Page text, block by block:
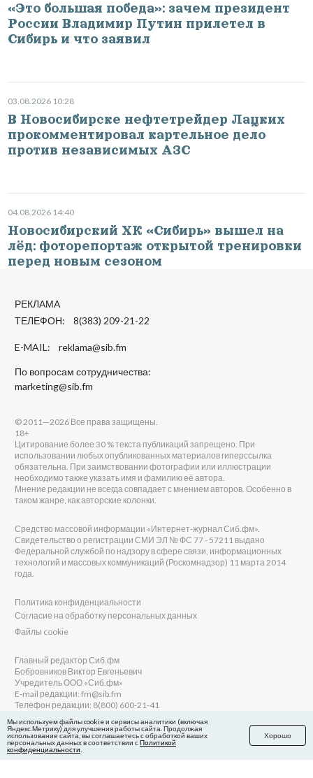
«Это большая победа»: зачем президент
России Владимир Путин прилетел в
Сибирь и что заявил
03.08.2026 10:28
В Новосибирске нефтетрейдер Лацких
прокомментировал картельное дело
против независимых АЗС
04.08.2026 14:40
Новосибирский ХК «Сибирь» вышел на
лёд: фоторепортаж открытой тренировки
перед новым сезоном
РЕКЛАМА
ТЕЛЕФОН: 8(383) 209-21-22
E-MAIL: reklama@sib.fm
По вопросам сотрудничества:
marketing@sib.fm
© 2011—2026 Все права защищены.
18+
Цитирование более 30 % текста публикаций запрещено. При
использовании любых опубликованных материалов гиперссылка
обязательна. При заимствовании фотографии или иллюстрации
необходимо также указать имя и фамилию её автора.
Мнение редакции не всегда совпадает с мнением авторов. Особенно в
таком жанре, как авторские колонки.
Средство массовой информации «Интернет-журнал Сиб.фм».
Свидетельство о регистрации СМИ ЭЛ № ФС 77 - 57211 выдано
Федеральной службой по надзору в сфере связи, информационных
технологий и массовых коммуникаций (Роскомнадзор) 11 марта 2014
года.
Политика конфиденциальности
Согласие на обработку персональных данных
Файлы cookie
Главный редактор Сиб.фм
Бобровников Виктор Евгеньевич
Учредитель ООО «Сиб.фм»
E-mail редакции: fm@sib.fm
Телефон редакции: 8(800) 600-21-41
Сайт разработан и поддерживается Технодзен
Мы используем файлы cookie и сервисы аналитики (включая
Яндекс.Метрику) для улучшения работы сайта. Продолжая
использование сайта, вы соглашаетесь с обработкой ваших
персональных данных в соответствии сПолитикой
конфиденциальности
Хорошо